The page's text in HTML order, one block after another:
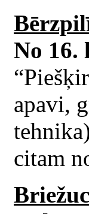
No 16.
apavi,
citam